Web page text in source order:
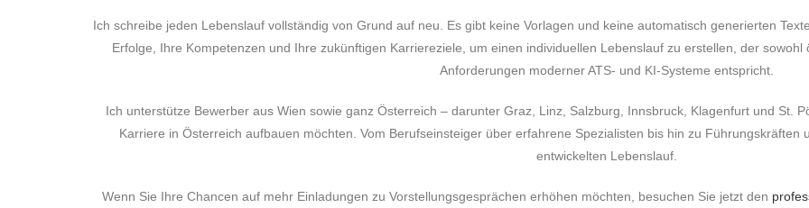
Ich schreibe jeden Lebenslauf vollständig von Grund auf neu. Es gibt keine Vorlagen und keine automatisch generierten
Erfolge, Ihre Kompetenzen und Ihre zukünftigen Karriereziele, um einen individuellen Lebenslauf zu erstellen, der
Anforderungen moderner ATS- und KI-Systeme entspricht.
Ich unterstütze Bewerber aus Wien sowie ganz Österreich – darunter Graz, Linz, Salzburg, Innsbruck, Klagenfurt und St.
Karriere in Österreich aufbauen möchten. Vom Berufseinsteiger über erfahrene Spezialisten bis hin zu Führungskräften
entwickelten Lebenslauf.
Wenn Sie Ihre Chancen auf mehr Einladungen zu Vorstellungsgesprächen erhöhen möchten, besuchen Sie jetzt den